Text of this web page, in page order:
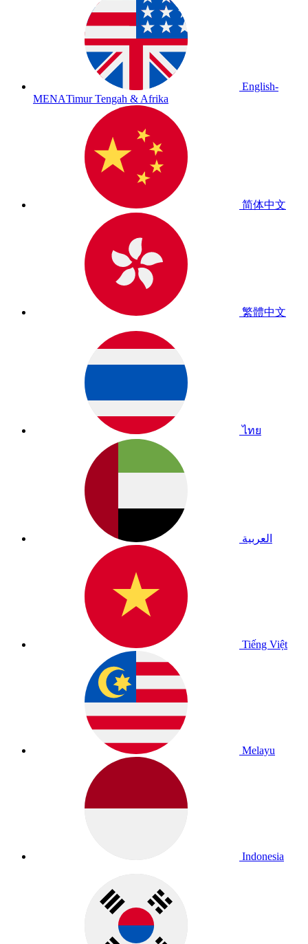
English-
MENATimur Tengah & Afrika
简体中文
繁體中文
ไทย
العربية
Tiếng Việt
Melayu
Indonesia